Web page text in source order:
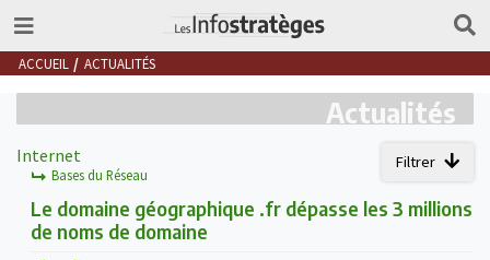
ACCUEIL ACTUALITÉS
Actualités
Internet
Bases du Réseau
Filtrer
Le domaine géographique .fr dépasse les 3 millions
de noms de domaine